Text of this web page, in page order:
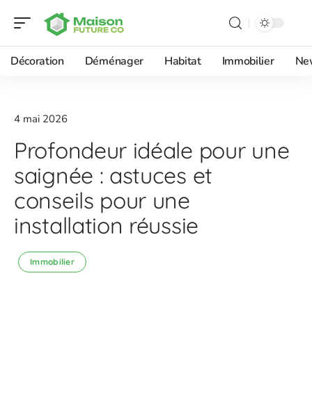
Décoration Déménager Habitat Immobilier
4 mai 2026
Profondeur idéale pour une
saignée : astuces et
conseils pour une
installation réussie
Immobilier